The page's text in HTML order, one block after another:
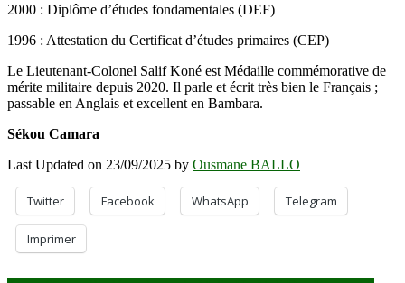
2000 : Diplôme d’études fondamentales (DEF)
1996 : Attestation du Certificat d’études primaires (CEP)
Le Lieutenant-Colonel Salif Koné est Médaille commémorative de
mérite militaire depuis 2020. Il parle et écrit très bien le Français ;
passable en Anglais et excellent en Bambara.
Sékou Camara
Last Updated on 23/09/2025 by Ousmane BALLO
Twitter Facebook WhatsApp Telegram
Imprimer